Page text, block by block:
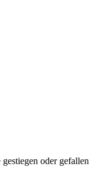
oder gefallen